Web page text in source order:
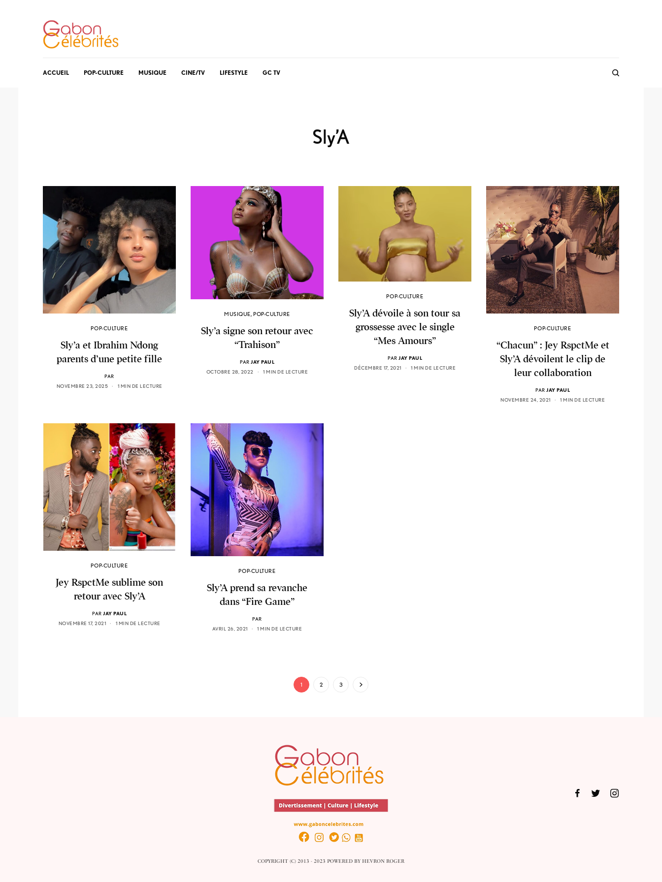
ACCUEIL POP-CULTURE MUSIQUE CINE/TV LIFESTYLE GC TV
Sly’A
POP-CULTURE
Sly’a et Ibrahim Ndong
parents d’une petite fille
PAR
NOVEMBRE 23, 2025
1 MIN DE LECTURE
MUSIQUE, POP-CULTURE
Sly’a signe son retour avec
“Trahison”
PAR JAY PAUL
OCTOBRE 28, 2022
1 MIN DE LECTURE
POP-CULTURE
Sly’A dévoile à son tour sa
grossesse avec le single
“Mes Amours”
PAR JAY PAUL
DÉCEMBRE 17, 2021
1 MIN DE LECTURE
POP-CULTURE
“Chacun” : Jey RspctMe et
Sly’A dévoilent le clip de
leur collaboration
PAR JAY PAUL
NOVEMBRE 24, 2021
1 MIN DE LECTURE
POP-CULTURE
Jey RspctMe sublime son
retour avec Sly’A
PAR JAY PAUL
NOVEMBRE 17, 2021
1 MIN DE LECTURE
POP-CULTURE
Sly’A prend sa revanche
dans “Fire Game”
PAR
AVRIL 26, 2021
1 MIN DE LECTURE
1 2 3
COPYRIGHT (C) 2013 - 2023 POWERED BYHEVRON ROGER